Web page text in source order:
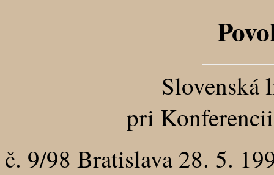
Slovenská
pri
č. 9/98 Bratislava 28. 5.